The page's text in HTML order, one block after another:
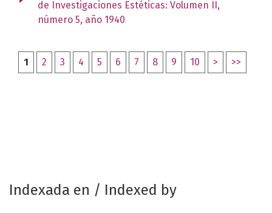
de Investigaciones Estéticas: Volumen II,
número 5, año 1940
1 2 3 4 5 6 7 8 9 10 > >>
Indexada en / Indexed by